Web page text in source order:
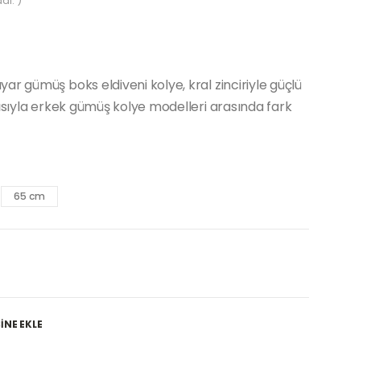
gümüş boks eldiveni kolye, kral zinciriyle güçlü
erkek gümüş kolye modelleri arasında fark
65 cm
EKLE